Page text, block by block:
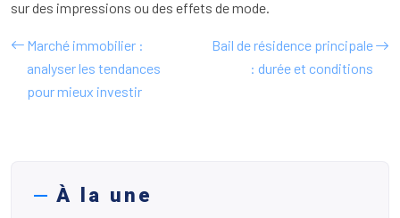
sur des impressions ou des effets de mode.
Marché immobilier :
analyser les tendances
pour mieux investir
Bail de résidence principale
: durée et conditions
À la une